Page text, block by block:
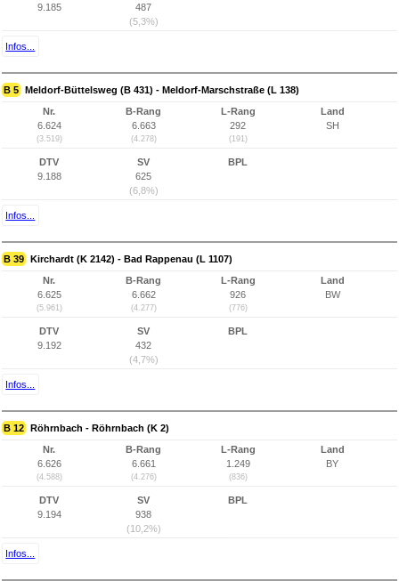
9.185
487
(5,3%)
Infos...
B 5 Meldorf-Büttelsweg (B 431) - Meldorf-Marschstraße (L 138)
Nr.
6.624
(3.519)
B-Rang
6.663
(4.278)
L-Rang
292
(191)
Land
SH
DTV
9.188
SV
625
(6,8%)
BPL
Infos...
B 39 Kirchardt (K 2142) - Bad Rappenau (L 1107)
Nr.
6.625
(5.961)
B-Rang
6.662
(4.277)
L-Rang
926
(776)
Land
BW
DTV
9.192
SV
432
(4,7%)
BPL
Infos...
B 12 Röhrnbach - Röhrnbach (K 2)
Nr.
6.626
(4.588)
B-Rang
6.661
(4.276)
L-Rang
1.249
(836)
Land
BY
DTV
9.194
SV
938
(10,2%)
BPL
Infos...